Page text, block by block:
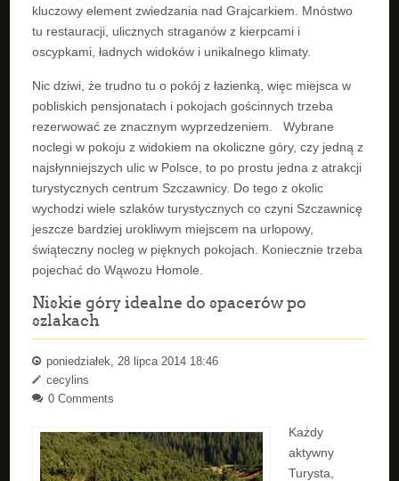
kluczowy element zwiedzania nad Grajcarkiem. Mnóstwo
tu restauracji, ulicznych straganów z kierpcami i
oscypkami, ładnych widoków i unikalnego klimaty.
Nic dziwi, że trudno tu o pokój z łazienką, więc miejsca w
pobliskich pensjonatach i pokojach gościnnych trzeba
rezerwować ze znacznym wyprzedzeniem. Wybrane
noclegi w pokoju z widokiem na okoliczne góry, czy jedną z
najsłynniejszych ulic w Polsce, to po prostu jedna z atrakcji
turystycznych centrum Szczawnicy. Do tego z okolic
wychodzi wiele szlaków turystycznych co czyni Szczawnicę
jeszcze bardziej urokliwym miejscem na urlopowy,
świąteczny nocleg w pięknych pokojach. Koniecznie trzeba
pojechać do Wąwozu Homole.
Niskie góry idealne do spacerów po
szlakach
poniedziałek, 28 lipca 2014 18:46
cecylins
0 Comments
Każdy
aktywny
Turysta,